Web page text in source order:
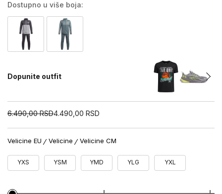
Dostupno u više boja:
Dopunite outfit
6.490,00 RSD4.490,00 RSD
Velicine EU Velicine Velicine CM
YXS YSM YMD YLG YXL